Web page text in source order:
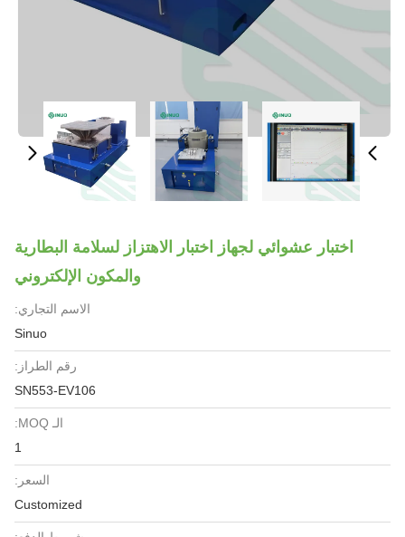
اختبار عشوائي لجهاز اختبار الاهتزاز لسلامة البطارية
والمكون الإلكتروني
الاسم التجاري:
Sinuo
رقم الطراز:
SN553-EV106
الـ MOQ:
السعر:
Customized